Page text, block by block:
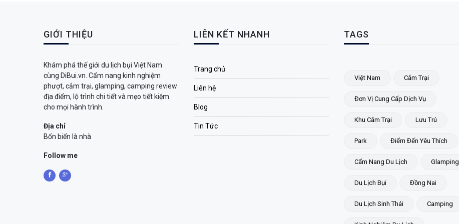
GIỚI THIỆU
Khám phá thế giới du lịch bụi Việt Nam
cùng DiBui.vn. Cẩm nang kinh nghiệm
phượt, cắm trại, glamping, camping review
địa điểm, lộ trình chi tiết và mẹo tiết kiệm
cho mọi hành trình.
Địa chỉ
Bốn biển là nhà
Follow me
LIÊN KẾT NHANH
Trang chủ
Liên hệ
Blog
Tin Tức
TAGS
Việt Nam Cắm Trại
Đơn Vị Cung Cấp Dịch Vụ
Khu Cắm Trại Lưu Trú
Park Điểm Đến Yêu Thích
Cẩm Nang Du Lịch Glamping
Du Lịch Bụi Đồng Nai
Du Lịch Sinh Thái Camping